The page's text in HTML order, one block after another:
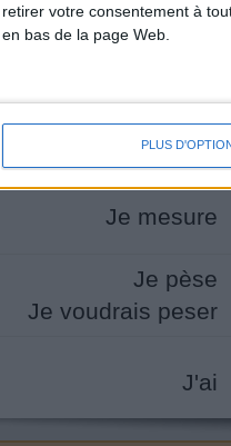
retirer votre consentement à
en bas de la page Web.
PLUS
Je suis
Je mesure
Je pèse
Je voudrais peser
J'ai